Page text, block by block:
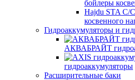
бойлеры
Hajdu STA C/
косвенного
Гидроаккумуляторы и
АКВАБРАЙТ
гидроаккумуляторы
Расширительные баки